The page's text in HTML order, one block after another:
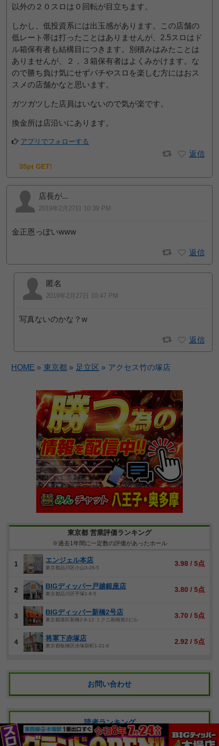
以外の２０スロは０回転が目立ちます。
しかし、低投資系には出玉感があります。この店舗の
低レート帯は打ったことはありませんが、2.5スロはド
ル箱保有者も結構目につきます。別積みはみたことは
ありませんが、２，３箱保有者はよくみかけます。な
ので勝ち負け気にせずパチやスロを楽しむ方にはおス
スメの店舗かなと思います。
ガツガツした店員はいないので気が楽です。
換金所は店沿いにあります。
アプリでフォローする
返信
35pt GET!
店長が...
2019年2月27日 10:39 PM
金正恩っぽいwww
返信
匿名
2019年2月27日 10:47 PM
写真ないのかな？w
返信
HOME » 東京都 » 足立区 » アクセス竹の塚店
東京都 営業評価ランキング
※過去1年間に一定数の評価があったホール
1 エンジェル本店
東京都品川区小山3-26-5
3.98 / 5点
2 BIGディッパー戸越銀座店
東京都品川区平塚1-8-5
3.80 / 5点
3 BIGディッパー新橋2号店
東京都港区新橋2-8-12 ミクニ新橋第2ビル
3.70 / 5点
4 将軍下赤塚店
東京都板橋区赤塚新町1-21-9
2.92 / 5点
お問い合わせ
読者ランキング